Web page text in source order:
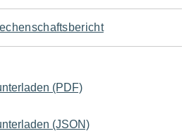
(PDF)
(JSON)